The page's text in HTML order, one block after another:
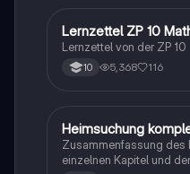
Mathe
Lernzettel ZP 10
Lernzettel von der ZP 10
10 5,368 116
Deutsch
Heimsuchung
Zusammenfassung des
einzelnen Kapitel und